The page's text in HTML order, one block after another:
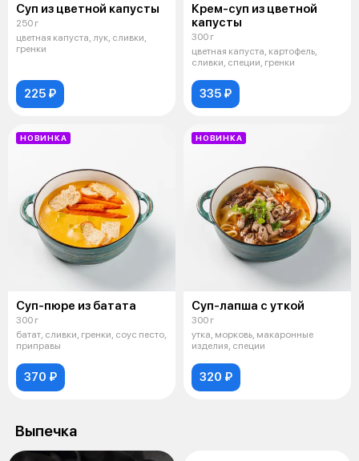
Суп из цветной капусты
250 г
цветная капуста, лук, сливки,
гренки
225 ₽
Крем-суп из цветной
капусты
300 г
цветная капуста, картофель,
сливки, специи, гренки
335 ₽
НОВИНКА
Суп-пюре из батата
300 г
батат, сливки, гренки, соус песто,
приправы
370 ₽
НОВИНКА
Суп-лапша с уткой
300 г
утка, морковь, макаронные
изделия, специи
320 ₽
Выпечка